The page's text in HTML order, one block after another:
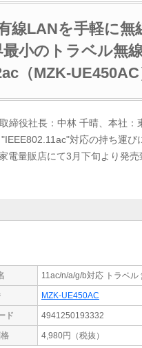
線LANを手軽に無
小のトラベル無
（MZK-
役社長：中林 千晴、本社：
対応の持ち運
量販店にて3月下旬より発売
11ac/n/a/g/b対応 トラベル
MZK-UE450AC
ド 4941250193332
4,980円（税抜）